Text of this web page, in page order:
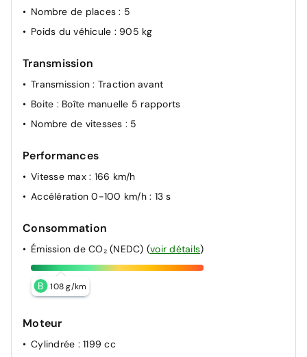
Nombre de places: 5
Poids du véhicule : 905 kg
Transmission
Transmission: Traction avant
Boite : Boîte manuelle 5 rapports
Nombre de vitesses : 5
Performances
Vitesse max : 166 km/h
Accélération 0-100 km/h : 13 s
Consommation
Émission de CO₂ (NEDC) (voir détails)
B 108 g/km
Moteur
Cylindrée : 1199 cc